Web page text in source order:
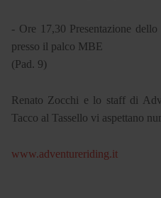
- Ore 17,30 Presentazione
presso il palco MBE
(Pad. 9)
Renato Zocchi e lo staff di
Tacco al Tassello vi aspettano
www.adventureriding.it